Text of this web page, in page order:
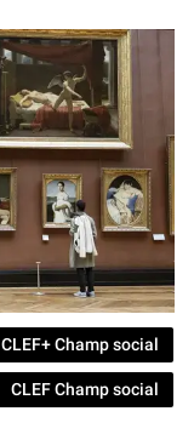
CLEF+ Champ social
CLEF Champ social